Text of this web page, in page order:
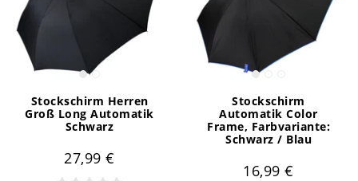
Stockschirm Herren
Groß Long Automatik
Schwarz
27,99 €
Stockschirm
Automatik Color
Frame, Farbvariante:
Schwarz / Blau
16,99 €